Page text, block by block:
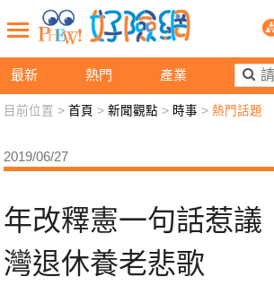
最新 熱門 產業
年改釋憲一
新聞觀點 業務交流 好險懂生
退休先準備 好險學堂 輔銷工
目前位置 >首頁 >新聞觀點 > 時事 >熱門話題
2019/06/27
年改釋憲一句話惹
灣退休養老悲歌